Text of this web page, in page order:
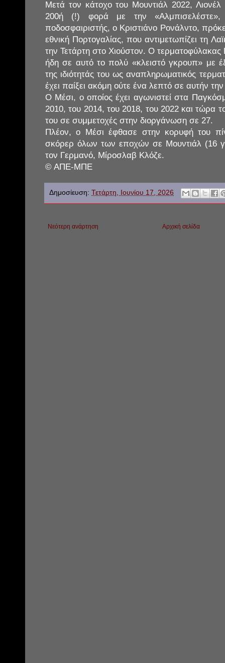
Μετά τον κάτοχο του Μουντιάλ 2022, Λιονέλ
200ή (!) φορά με την «Αλμπισελέστε»,
ποδοσφαιριστής, ο Κριστιάνο Ρονάλντο,
εθνική Πορτογαλίας, που αντιμετωπίζει τη
την Τετάρτη στο Χιούστον. Ο τερματοφύλακας
ήδη σε αυτό το πολύ «κλειστό γκρουπ» με
της ιδιότητάς του ως αναπληρωματικός
έχει παίξει ακόμη ούτε ένα λεπτό σε αυτήν
Ο Μέσι, ο οποίος έχει αγωνιστεί στα
2010, του 2014, του 2018, του 2022 και τώρα
του σε συμμετοχές στην διοργάνωση σε 27.
Πλέον, ο Μέσι έφθασε στην κορυφή του
σκόρερ όλων των εποχών σε Μουντιάλ (16
τον Γερμανό, Μίροσλαβ Κλόζε.
© ΑΠΕ-ΜΠΕ
Δημοσίευση: Τετάρτη, Ιουνίου 17, 2026
Νεότερη ανάρτηση Αρχική σελίδα